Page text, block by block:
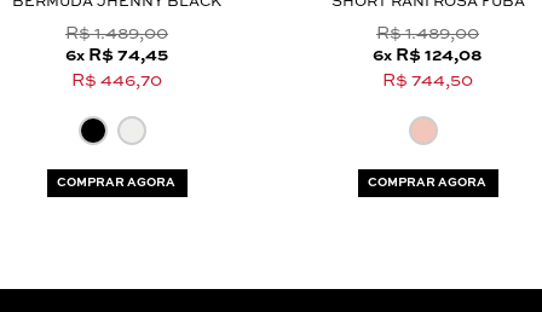
R$ 1.489,00
6x R$ 74,45
R$ 446,70
COMPRAR AGORA
R$ 1.489,00
6x R$ 124,08
R$ 744,50
COMPRAR AGORA